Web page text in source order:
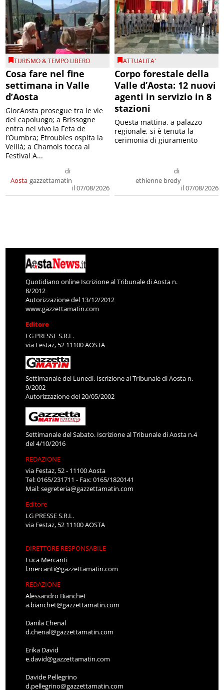
TURISMO & TEMPO LIBERO
Cosa fare nel fine
settimana in Valle
d’Aosta
Aosta
di
gazzettamatin
il 07/08/2026
GiocAosta prosegue tra le vie
del capoluogo; a Brissogne
entra nel vivo la Feta de
l’Oumbra; Etroubles ospita la
Veillà; a Chamois tocca al
Festival A...
ATTUALITA'
Corpo forestale della
Valle d’Aosta: 12 nuovi
agenti in servizio in 8
stazioni
di
ethienne bredy
il 07/08/2026
Questa mattina, a palazzo
regionale, si è tenuta la
cerimonia di giuramento
Quotidiano online Iscrizione al Tribunale di Aosta n.
8/2012
Autorizzazione del 13/12/2012
www.gazzettamatin.com
Editore
LG PRESSE S.R.L.
via Festaz, 52 11100 AOSTA
Settimanale del Lunedì. Iscrizione al Tribunale di Aosta n.
9/2002
Autorizzazione del 20/05/2002
Settimanale del Sabato. Iscrizione al Tribunale di Aosta n.4
del 4/10/2016
REDAZIONE
via Festaz, 52 - 11100 Aosta
Tel: 0165/231711 - Fax: 0165/1820141
Mail:segreteria@gazzettamatin.com
Editore
LG PRESSE S.R.L.
via Festaz, 52 11100 AOSTA
DIRETTORE RESPONSABILE
Luca Mercanti
l.mercanti@gazzettamatin.com
REDAZIONE
Alessandro Bianchet
a.bianchet@gazzettamatin.com
Danila Chenal
d.chenal@gazzettamatin.com
Erika David
e.david@gazzettamatin.com
Davide Pellegrino
d.pellegrino@gazzettamatin.com